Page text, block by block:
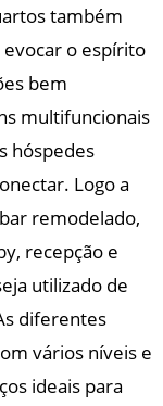
também
o espírito
bem
multifuncionais
hóspedes
Logo a
remodelado,
recepção e
utilizado de
diferentes
vários níveis e
ideais para